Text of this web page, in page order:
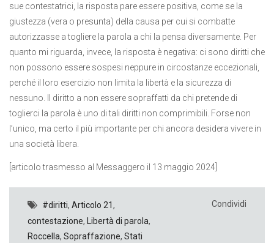
sue contestatrici, la risposta pare essere positiva, come se la
giustezza (vera o presunta) della causa per cui si combatte
autorizzasse a togliere la parola a chi la pensa diversamente. Per
quanto mi riguarda, invece, la risposta è negativa: ci sono diritti che
non possono essere sospesi neppure in circostanze eccezionali,
perché il loro esercizio non limita la libertà e la sicurezza di
nessuno. Il diritto a non essere sopraffatti da chi pretende di
toglierci la parola è uno di tali diritti non comprimibili. Forse non
l’unico, ma certo il più importante per chi ancora desidera vivere in
una società libera.
[articolo trasmesso al Messaggero il 13 maggio 2024]
#diritti, Articolo 21,
contestazione, Libertà di parola,
Roccella, Sopraffazione, Stati
Condividi